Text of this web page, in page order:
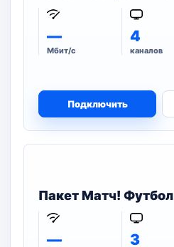
—
Мбит/с
4
каналов
Подключить
Пакет Матч! Футбол
— 3